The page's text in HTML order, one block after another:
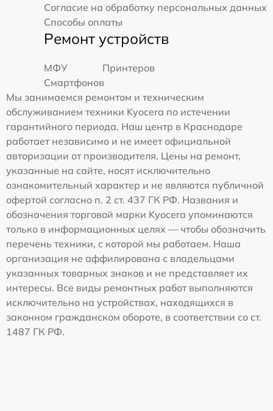
Согласие на обработку персональных данных
Способы оплаты
Ремонт устройств
МФУ
Принтеров
Смартфонов
Мы занимаемся ремонтом и техническим
обслуживанием техники Kyocera по истечении
гарантийного периода. Наш центр в Краснодаре
работает независимо и не имеет официальной
авторизации от производителя. Цены на ремонт,
указанные на сайте, носят исключительно
ознакомительный характер и не являются публичной
офертой согласно п. 2 ст. 437 ГК РФ. Названия и
обозначения торговой марки Kyocera упоминаются
только в информационных целях — чтобы обозначить
перечень техники, с которой мы работаем. Наша
организация не аффилирована с владельцами
указанных товарных знаков и не представляет их
интересы. Все виды ремонтных работ выполняются
исключительно на устройствах, находящихся в
законном гражданском обороте, в соответствии со ст.
1487 ГК РФ.